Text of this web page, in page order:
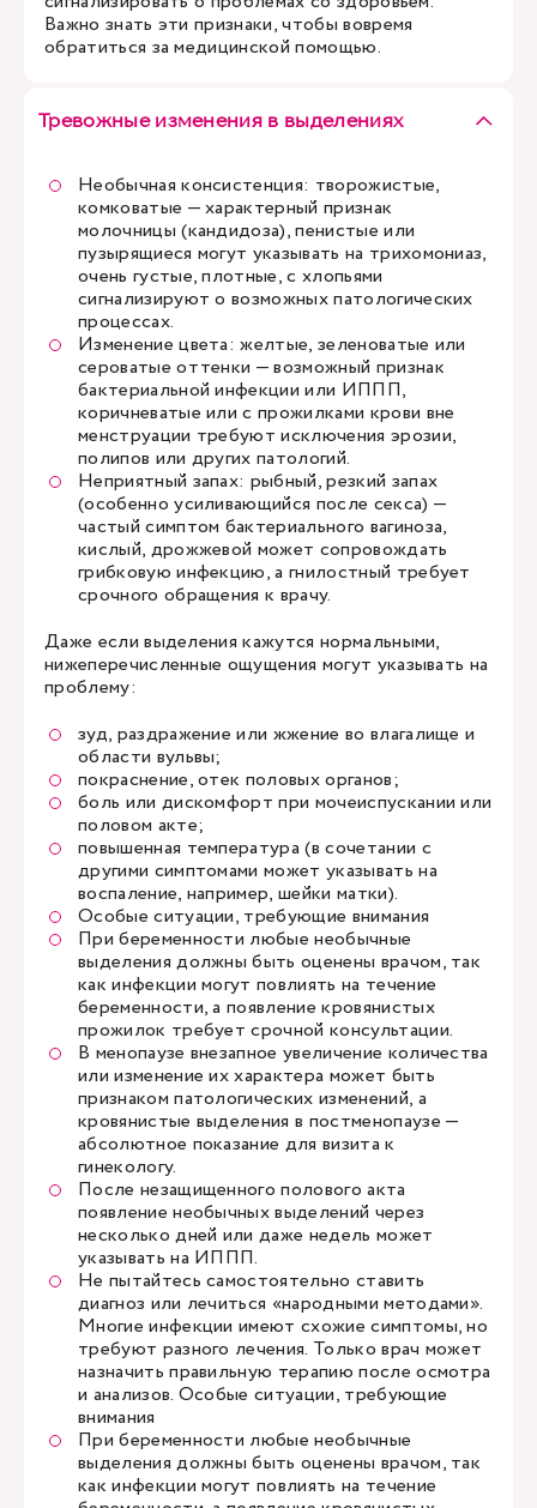
Важно знать эти признаки, чтобы вовремя
обратиться за медицинской помощью.
Тревожные изменения в выделениях
Необычная консистенция: творожистые,
комковатые — характерный признак
молочницы (кандидоза), пенистые или
пузырящиеся могут указывать на трихомониаз,
очень густые, плотные, с хлопьями
сигнализируют о возможных патологических
процессах.
Изменение цвета: желтые, зеленоватые или
сероватые оттенки — возможный признак
бактериальной инфекции или ИППП,
коричневатые или с прожилками крови вне
менструации требуют исключения эрозии,
полипов или других патологий.
Неприятный запах: рыбный, резкий запах
(особенно усиливающийся после секса) —
частый симптом бактериального вагиноза,
кислый, дрожжевой может сопровождать
грибковую инфекцию, а гнилостный требует
срочного обращения к врачу.
Даже если выделения кажутся нормальными,
нижеперечисленные ощущения могут указывать на
проблему:
зуд, раздражение или жжение во влагалище и
области вульвы;
покраснение, отек половых органов;
боль или дискомфорт при мочеиспускании или
половом акте;
повышенная температура (в сочетании с
другими симптомами может указывать на
воспаление, например, шейки матки).
Особые ситуации, требующие внимания
При беременности любые необычные
выделения должны быть оценены врачом, так
как инфекции могут повлиять на течение
беременности, а появление кровянистых
прожилок требует срочной консультации.
В менопаузе внезапное увеличение количества
или изменение их характера может быть
признаком патологических изменений, а
кровянистые выделения в постменопаузе —
абсолютное показание для визита к
гинекологу.
После незащищенного полового акта
появление необычных выделений через
несколько дней или даже недель может
указывать на ИППП.
Не пытайтесь самостоятельно ставить
диагноз или лечиться «народными методами».
Многие инфекции имеют схожие симптомы, но
требуют разного лечения. Только врач может
назначить правильную терапию после осмотра
и анализов. Особые ситуации, требующие
внимания
При беременности любые необычные
выделения должны быть оценены врачом, так
как инфекции могут повлиять на течение